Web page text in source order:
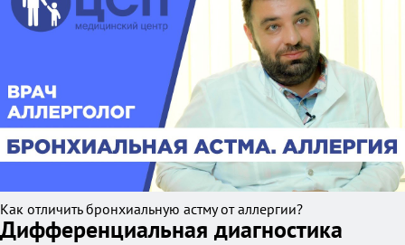
Как отличить бронхиальную астму от аллергии?
Дифференциальная диагностика